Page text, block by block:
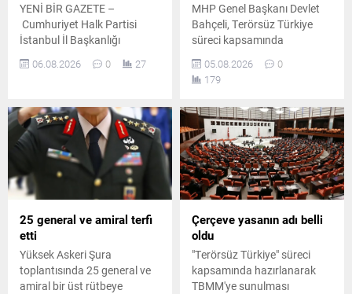
YENİ BİR GAZETE –
Cumhuriyet Halk Partisi
İstanbul İl Başkanlığı
temmuz ayının 21. gününde
yaptığı duyuruyla çok sayıda
aykırı faaliyetler gerekçesiyle
görevden uzaklaştırmıştı.
İlgili başkanların disiplin
kuruluna sevk edilmesinin
ardından teşkilatlarda yeni
bir yapılanma sürecine girildi.
Resmî duyurunun kısa
sürede yapılması bekleniyor
Parti...
06.08.2026 0 27
MHP Genel Başkanı Devlet
Bahçeli, Terörsüz Türkiye
süreci kapsamında
hazırlanan çerçeve yasa
teklifine ilişkin
değerlendirmelerde bulundu.
önemli bir adım olduğunu
söyledi.
05.08.2026
0
179
25 general ve amiral terfi
etti
Yüksek Askeri Şura
toplantısında 25 general ve
amiral bir üst rütbeye
Çerçeve yasanın adı belli
oldu
"Terörsüz Türkiye" süreci
kapsamında hazırlanarak
TBMM'ye sunulması